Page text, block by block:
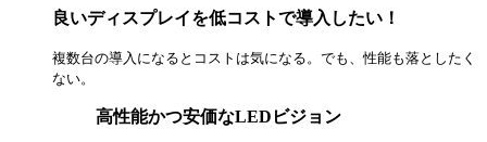
良いディスプレイを低コストで導入したい！
複数台の導入になるとコストは気になる。でも、性能も落としたく
ない。
高性能かつ安価なLEDビジョン